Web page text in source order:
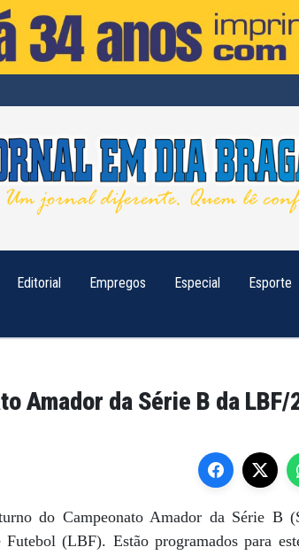
Editorial Empregos Especial Esporte
Amador da Série B da LBF/
do Campeonato Amador da Série B
(LBF). Estão programados para